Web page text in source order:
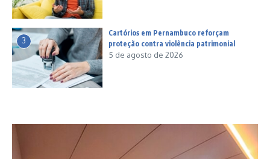
3
Cartórios em Pernambuco reforçam
proteção contra violência patrimonial
5 de agosto de 2026